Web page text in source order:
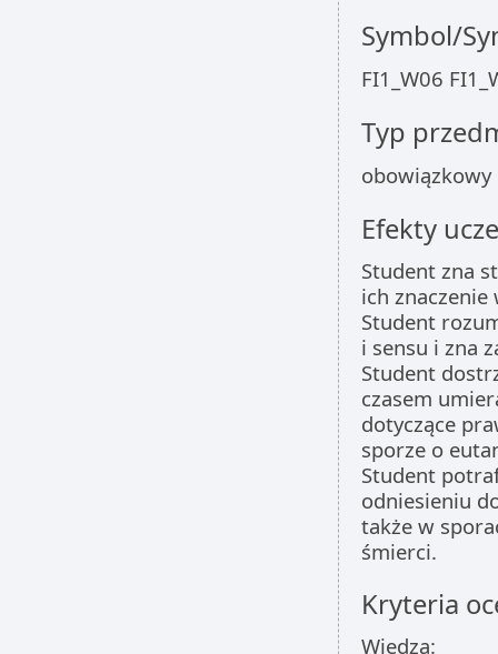
Symbol/
FI1_W06
Typ
obowiązkowy
Efekty
Student zna
ich znaczenie
Student
i sensu i zna
Student
czasem
dotyczące
sporze o
Student
odniesieniu
także w
śmierci.
Kryteria
Wiedza: